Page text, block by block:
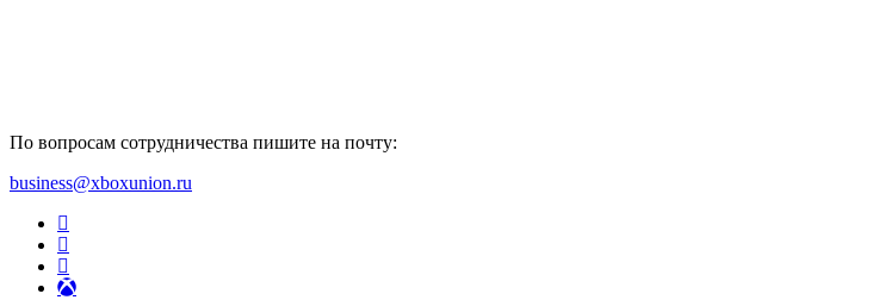
По вопросам сотрудничества пишите на почту:
business@xboxunion.ru